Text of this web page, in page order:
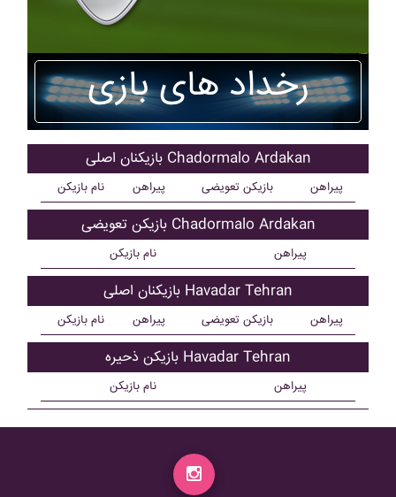
رخداد های بازی
بازیکنان اصلی Chadormalo Ardakan
نام بازیکن پیراهن بازیکن تعویضی پیراهن
بازیکن تعویضی Chadormalo Ardakan
نام بازیکن پیراهن
بازیکنان اصلی Havadar Tehran
نام بازیکن پیراهن بازیکن تعویضی پیراهن
بازیکن ذحیره Havadar Tehran
نام بازیکن پیراهن